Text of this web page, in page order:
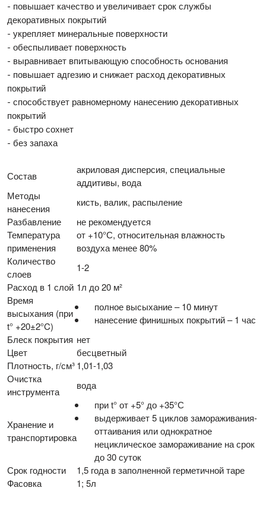
- повышает качество и увеличивает срок службы
декоративных покрытий
- укрепляет минеральные поверхности
- обеспыливает поверхность
- выравнивает впитывающую способность основания
- повышает адгезию и снижает расход декоративных
покрытий
- способствует равномерному нанесению декоративных
покрытий
- быстро сохнет
- без запаха
Состав
акриловая дисперсия, специальные
аддитивы, вода
Методы
нанесения
кисть, валик, распыление
Разбавление
не рекомендуется
Температура
применения
от +10°С, относительная влажность
воздуха менее 80%
Количество
слоев
1-2
Расход в 1 слой 1л до 20 м²
Время
высыхания (при
t° +20±2°C)
полное высыхание – 10 минут
нанесение финишных покрытий – 1 час
Блеск покрытия нет
Цвет
бесцветный
Плотность, г/см³1,01-1,03
Очистка
инструмента
вода
Хранение и
транспортировка
при t° от +5° до +35°С
выдерживает 5 циклов замораживания-
оттаивания или однократное
нециклическое замораживание на срок
до 30 суток
Срок годности
1,5 года в заполненной герметичной таре
Фасовка
1; 5л